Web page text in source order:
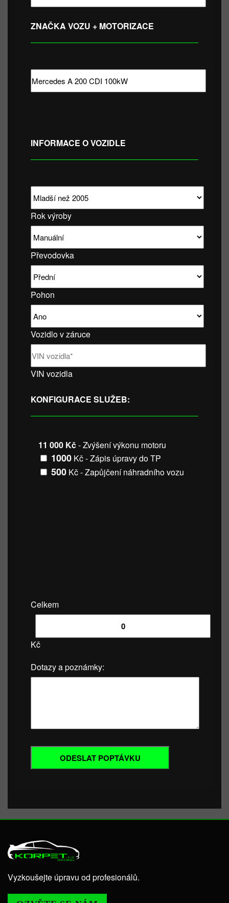
ZNAČKA VOZU + MOTORIZACE
INFORMACE O VOZIDLE
Rok výroby
Převodovka
Pohon
Vozidlo v záruce
VIN vozidla
KONFIGURACE SLUŽEB:
11 000 Kč- Zvýšení výkonu motoru
1000 Kč - Zápis úpravy do TP
500 Kč - Zapůjčení náhradního vozu
Celkem
Kč
Dotazy a poznámky:
Vyzkoušejte úpravu od profesionálů.